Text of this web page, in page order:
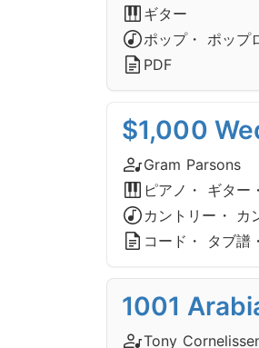
ギター
ポップ・ ポップ
PDF
$1,000
Gram Parsons
ピアノ・ ギター
カントリー・ カ
コード・ タブ譜
1001
Tony